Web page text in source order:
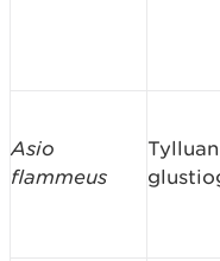
Asio
flammeus
Tylluan